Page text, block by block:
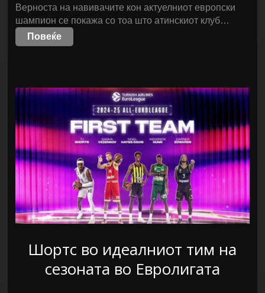
Верноста на навивачите кон актуелниот европски
шампион се покажа со тоа што атинскиот клуб…
Повеќе
Шортс во идеалниот тим на
сезоната во Евролигата